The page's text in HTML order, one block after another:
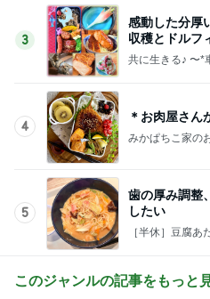
3
感動した分厚
収穫とドルフ
共に生きる♪ 〜*
4
＊お肉屋さん
みかぱちこ家の
5
歯の厚み調整
したい
［半休］豆腐あ
このジャンルの記事をもっと